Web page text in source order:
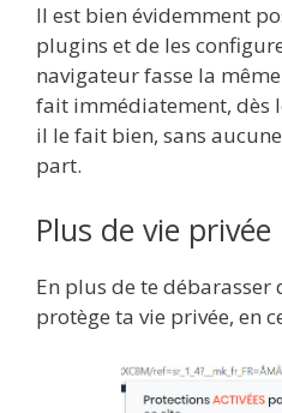
Il est bien évidemment
plugins et de les
navigateur fasse la
fait immédiatement, dès
il le fait bien, sans
part.
Plus de vie privée
En plus de te débarasser
protège ta vie privée, en